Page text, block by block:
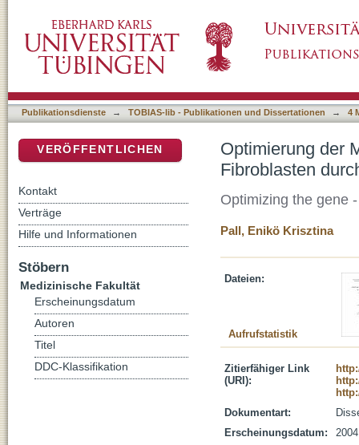
Publikationsdienste → TOBIAS-lib - Publikationen und Dissertationen → 4
Optimierung der
Fibroblasten
Optimizing the gene
Pall, Enikö Krisztina
Dateien:
Aufrufstatistik
Zitierfähiger Link
(URI):
Dokumentart:
Erscheinungsdatum:
2004
VERÖFFENTLICHEN
Kontakt
Verträge
Hilfe und Informationen
Stöbern
Medizinische Fakultät
Erscheinungsdatum
Autoren
Titel
DDC-Klassifikation